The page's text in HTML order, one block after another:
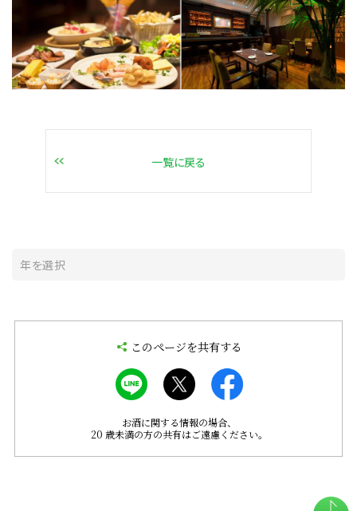
一覧に戻る
このページを共有する
お酒に関する情報の場合、
20 歳未満の方の共有はご遠慮ください。